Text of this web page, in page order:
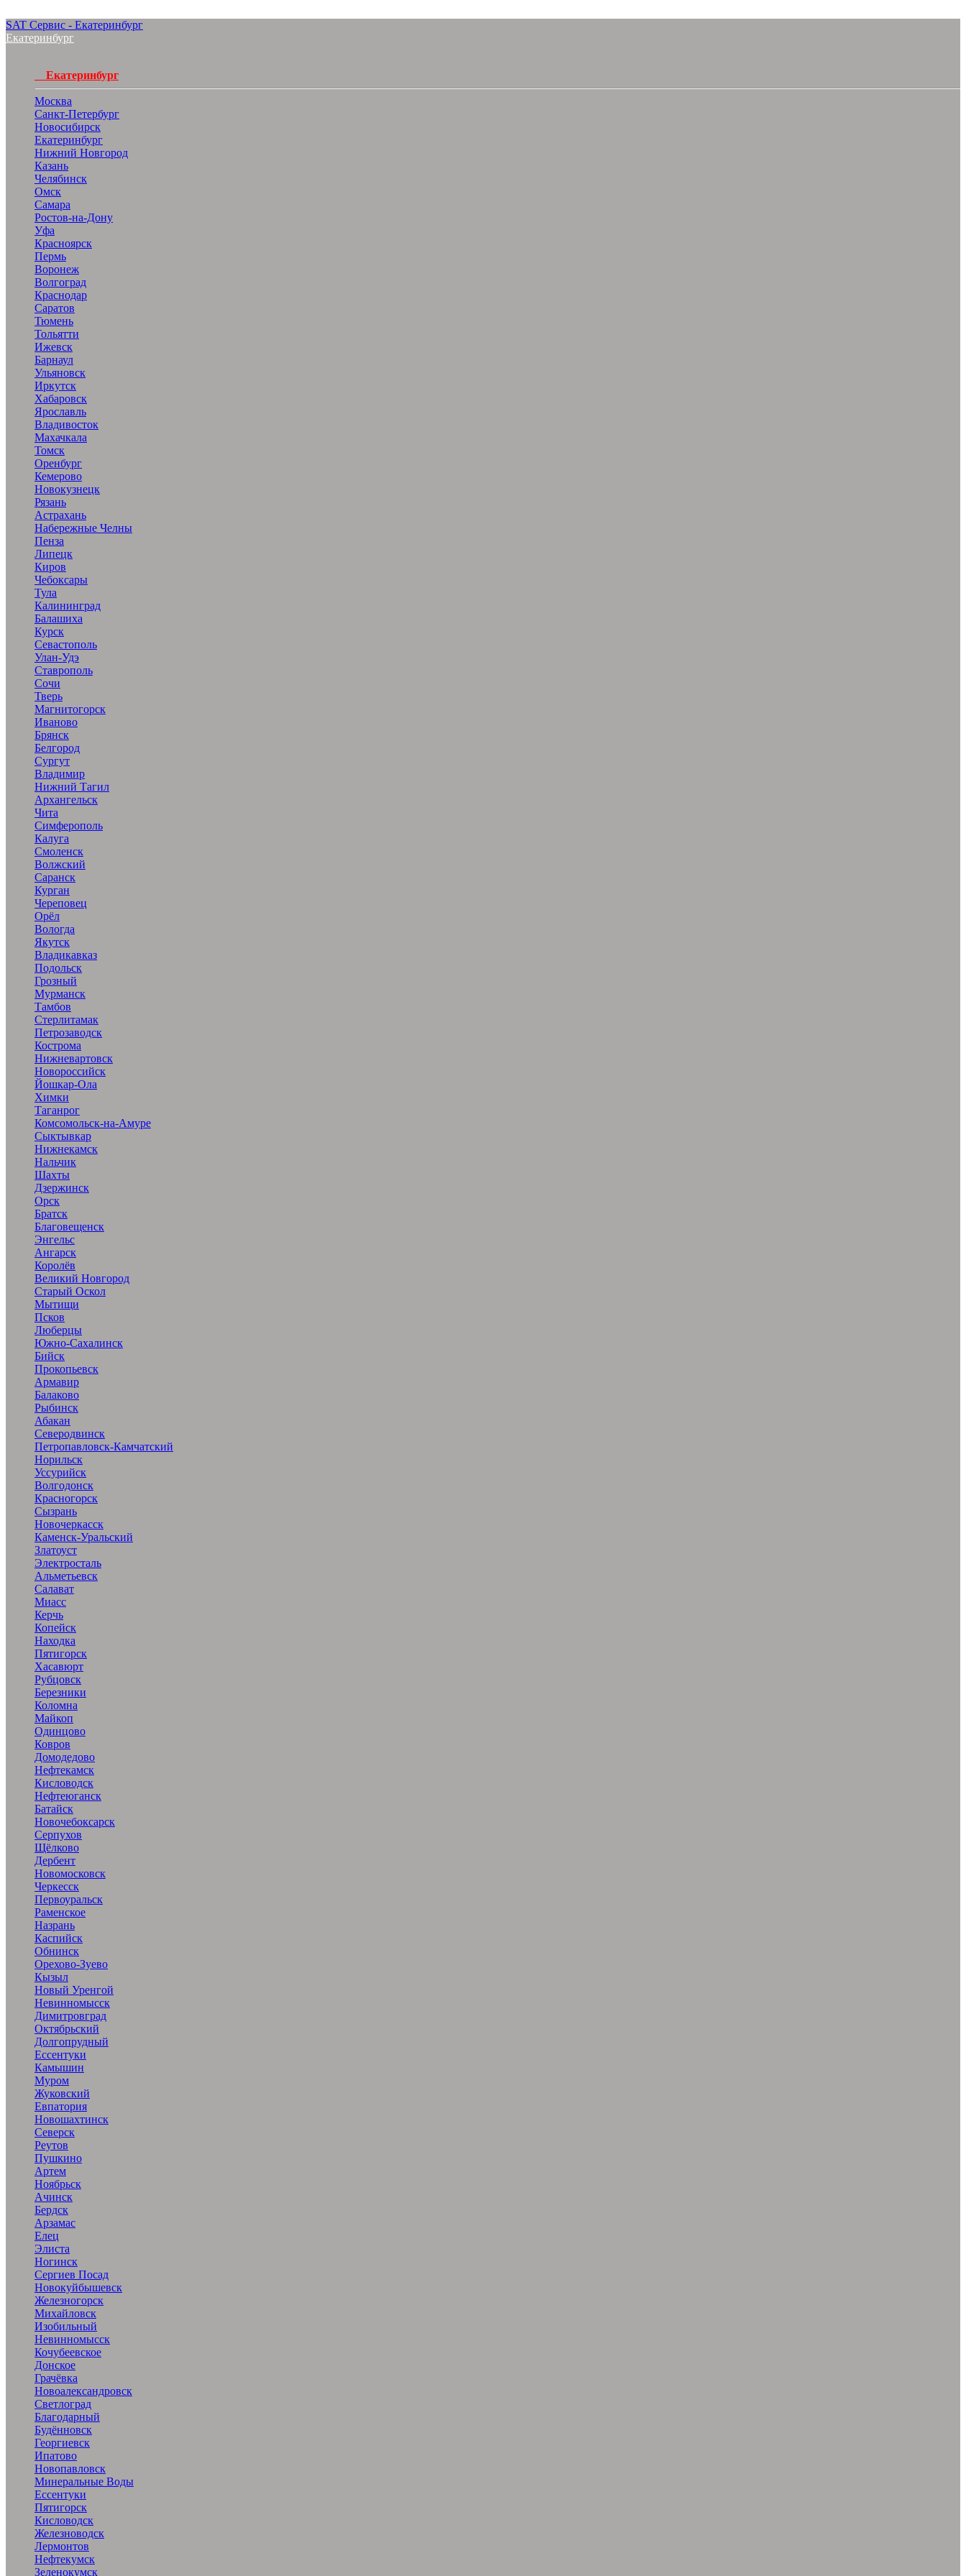
SAT Сервис - Екатеринбург
Екатеринбург
Екатеринбург
Москва
Санкт-Петербург
Новосибирск
Екатеринбург
Нижний Новгород
Казань
Челябинск
Омск
Самара
Ростов-на-Дону
Уфа
Красноярск
Пермь
Воронеж
Волгоград
Краснодар
Саратов
Тюмень
Тольятти
Ижевск
Барнаул
Ульяновск
Иркутск
Хабаровск
Ярославль
Владивосток
Махачкала
Томск
Оренбург
Кемерово
Новокузнецк
Рязань
Астрахань
Набережные Челны
Пенза
Липецк
Киров
Чебоксары
Тула
Калининград
Балашиха
Курск
Севастополь
Улан-Удэ
Ставрополь
Сочи
Тверь
Магнитогорск
Иваново
Брянск
Белгород
Сургут
Владимир
Нижний Тагил
Архангельск
Чита
Симферополь
Калуга
Смоленск
Волжский
Саранск
Курган
Череповец
Орёл
Вологда
Якутск
Владикавказ
Подольск
Грозный
Мурманск
Тамбов
Стерлитамак
Петрозаводск
Кострома
Нижневартовск
Новороссийск
Йошкар-Ола
Химки
Таганрог
Комсомольск-на-Амуре
Сыктывкар
Нижнекамск
Нальчик
Шахты
Дзержинск
Орск
Братск
Благовещенск
Энгельс
Ангарск
Королёв
Великий Новгород
Старый Оскол
Мытищи
Псков
Люберцы
Южно-Сахалинск
Бийск
Прокопьевск
Армавир
Балаково
Рыбинск
Абакан
Северодвинск
Петропавловск-Камчатский
Норильск
Уссурийск
Волгодонск
Красногорск
Сызрань
Новочеркасск
Каменск-Уральский
Златоуст
Электросталь
Альметьевск
Салават
Миасс
Керчь
Копейск
Находка
Пятигорск
Хасавюрт
Рубцовск
Березники
Коломна
Майкоп
Одинцово
Ковров
Домодедово
Нефтекамск
Кисловодск
Нефтеюганск
Батайск
Новочебоксарск
Серпухов
Щёлково
Дербент
Новомосковск
Черкесск
Первоуральск
Раменское
Назрань
Каспийск
Обнинск
Орехово-Зуево
Кызыл
Новый Уренгой
Невинномысск
Димитровград
Октябрьский
Долгопрудный
Ессентуки
Камышин
Муром
Жуковский
Евпатория
Новошахтинск
Северск
Реутов
Пушкино
Артем
Ноябрьск
Ачинск
Бердск
Арзамас
Елец
Элиста
Ногинск
Сергиев Посад
Новокуйбышевск
Железногорск
Михайловск
Изобильный
Невинномысск
Кочубеевское
Донское
Грачёвка
Новоалександровск
Светлоград
Благодарный
Будённовск
Георгиевск
Ипатово
Новопавловск
Минеральные Воды
Ессентуки
Пятигорск
Кисловодск
Железноводск
Лермонтов
Нефтекумск
Зеленокумск